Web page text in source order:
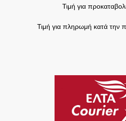
Τιμή για
Τιμή για πληρωμή κατά την